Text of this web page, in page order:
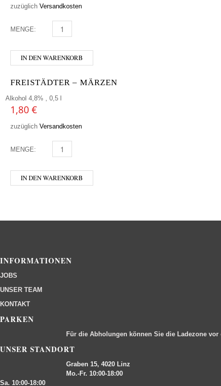
zuzüglich Versandkosten
MENGE: BIERSCHMIEDE - ROTGLUT MENGE
IN DEN WARENKORB
FREISTÄDTER – MÄRZEN
Alkohol 4,8% , 0,5 l
1,80 €
zuzüglich Versandkosten
MENGE: FREISTÄDTER - MÄRZEN MENGE
IN DEN WARENKORB
INFORMATIONEN
JOBS
UNSER TEAM
KONTAKT
PARKEN
Für die Abholungen können Sie die Ladezone
UNSER STANDORT
Graben 15, 4020 Linz
Mo.-Fr. 10:00-18:00
Sa. 10:00-18:00